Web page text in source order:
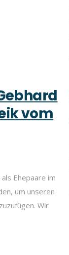
vom
Ehepaare im
um unseren
Wir